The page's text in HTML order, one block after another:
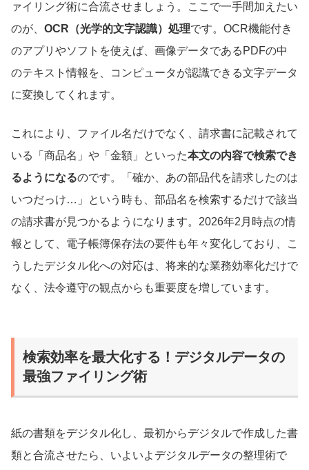
ァイリング術に合流させましょう。ここで一手間加えたい
のが、 OCR（光学的文字認識）処理です。OCR機能付き
のアプリやソフトを使えば、画像データであるPDFの中
のテキスト情報を、コンピュータが認識できる文字データ
に変換してくれます。
これにより、ファイル名だけでなく、請求書に記載されて
いる「商品名」や「金額」といった本文の内容で検索でき
るようになるのです。「確か、あの部品代を請求したのは
いつだっけ…」という時も、部品名を検索するだけで該当
の請求書が見つかるようになります。2026年2月時点の情
報として、電子帳簿保存法の要件も年々変化しており、こ
うしたデジタル化への対応は、将来的な業務効率化だけで
なく、法令遵守の観点からも重要度を増しています。
検索効率を最大化する！デジタルデータの
最強ファイリング術
紙の書類をデジタル化し、最初からデジタルで作成した書
類と合流させたら、いよいよデジタルデータの整理術で